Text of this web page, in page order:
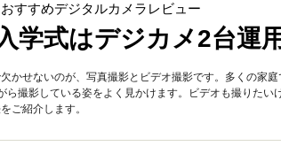
おすすめデジタルカメラレビュー
学式はデジカメ2台運
かせないのが、写真撮影とビデオ撮影です。多くの家
ら撮影している姿をよく見かけます。ビデオも撮りた
ご紹介します。